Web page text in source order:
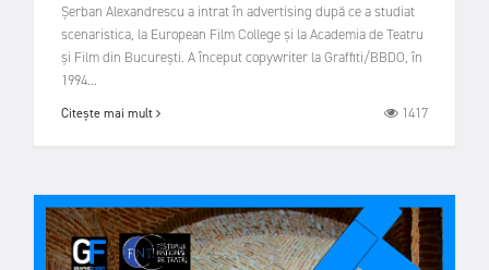
Șerban Alexandrescu a intrat în advertising după ce a studiat
scenaristica, la European Film College și la Academia de Teatru
și Film din București. A început copywriter la Graffiti/BBDO, în
1994...
Citește mai mult 1417